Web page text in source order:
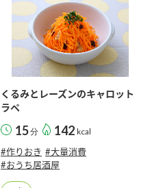
くるみとレーズンのキャロット
ラペ
15分 142 kcal
#作りおき #大量消費
#おうち居酒屋